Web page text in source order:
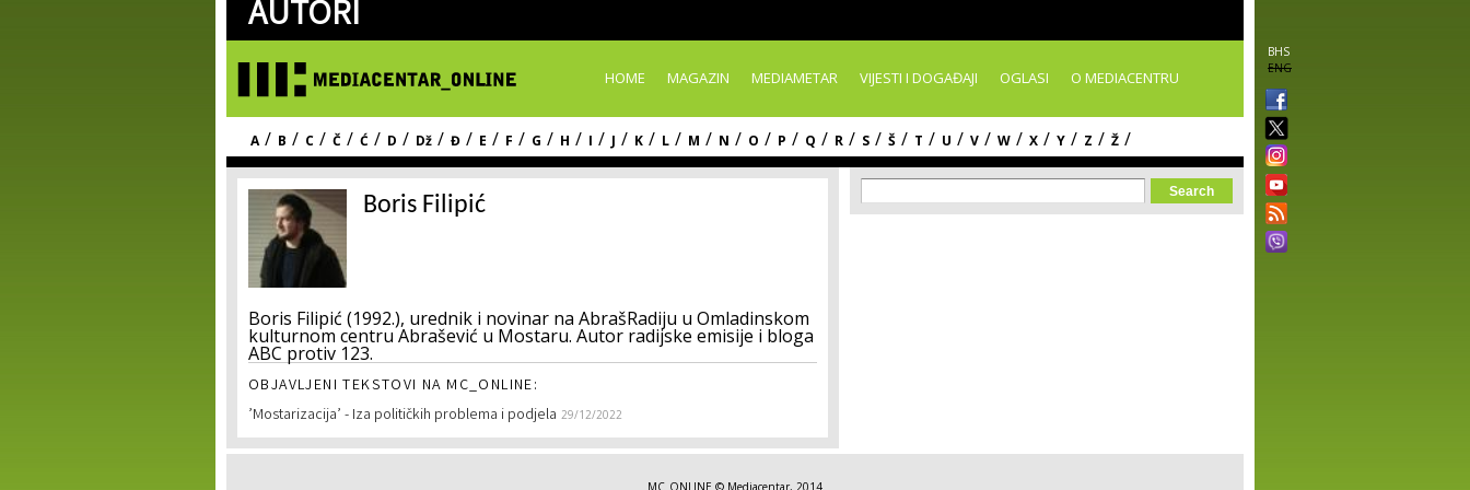
content
AUTORI
BHS
ENG
HOME MAGAZIN MEDIAMETAR VIJESTI I DOGAĐAJI OGLASI O MEDIACENTRU
A / B / C / Č / Ć / D / Dž / Đ / E / F / G / H / I / J / K / L / M / N / O / P / Q / R / S / Š / T / U / V / W / X / Y / Z / Ž /
Boris Filipić
Boris Filipić (1992.), urednik i novinar na AbrašRadiju u Omladinskom
kulturnom centru Abrašević u Mostaru. Autor radijske emisije i bloga
ABC protiv 123.
OBJAVLJENI TEKSTOVI NA MC_ONLINE:
’Mostarizacija’ - Iza političkih problema i podjela 29/12/2022
Search form
Search
MC_ONLINE © Mediacentar, 2014